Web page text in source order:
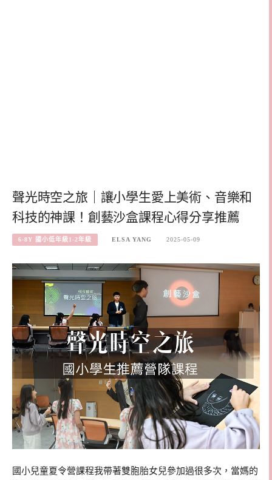
聲光時空之旅｜讓小學生愛上美術、音樂和
科技的神課！創藝沙盒課程心得分享推薦
6-8Y 國小低年級1-2年級 ELSA YANG 2025-05-09
國小兒童夏令營課程我帶著雙胞胎女兒參加過很多次，當媽的